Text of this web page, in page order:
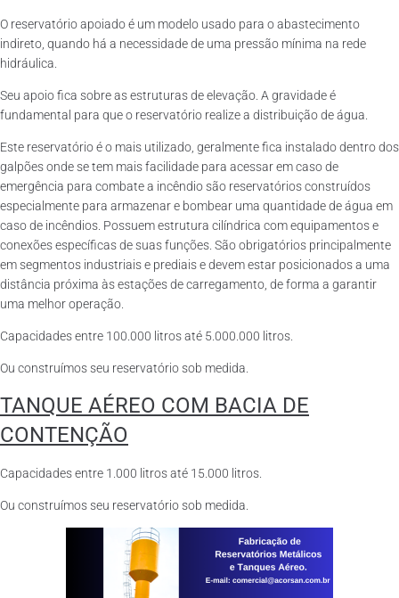
O reservatório apoiado é um modelo usado para o abastecimento
indireto, quando há a necessidade de uma pressão mínima na rede
hidráulica.
Seu apoio fica sobre as estruturas de elevação. A gravidade é
fundamental para que o reservatório realize a distribuição de água.
Este reservatório é o mais utilizado, geralmente fica instalado dentro dos
galpões onde se tem mais facilidade para acessar em caso de
emergência para combate a incêndio são reservatórios construídos
especialmente para armazenar e bombear uma quantidade de água em
caso de incêndios. Possuem estrutura cilíndrica com equipamentos e
conexões específicas de suas funções. São obrigatórios principalmente
em segmentos industriais e prediais e devem estar posicionados a uma
distância próxima às estações de carregamento, de forma a garantir
uma melhor operação.
Capacidades entre 100.000 litros até 5.000.000 litros.
Ou construímos seu reservatório sob medida.
TANQUE AÉREO COM BACIA DE
CONTENÇÃO
Capacidades entre 1.000 litros até 15.000 litros.
Ou construímos seu reservatório sob medida.